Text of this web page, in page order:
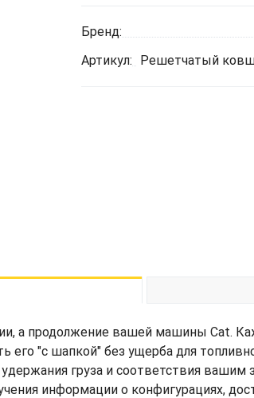
Бренд:
Артикул:
Решетчатый ковш
а продолжение вашей машины Cat.
его "с шапкой" без ущерба для
груза и соответствия
информации о конфигурациях,